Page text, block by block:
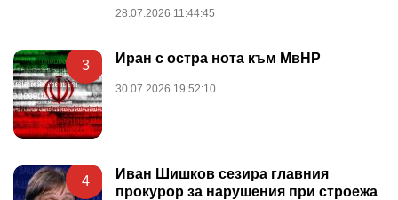
28.07.2026 11:44:45
3 Иран с остра нота към МвНР
30.07.2026 19:52:10
4
Иван Шишков сезира главния
прокурор за нарушения при строежа